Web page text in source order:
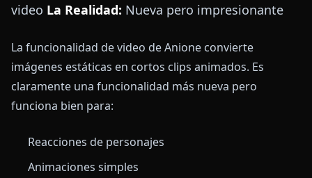
video La Realidad: Nueva pero impresionante
La funcionalidad de video de Anione convierte
imágenes estáticas en cortos clips animados. Es
claramente una funcionalidad más nueva pero
funciona bien para:
Reacciones de personajes
Animaciones simples